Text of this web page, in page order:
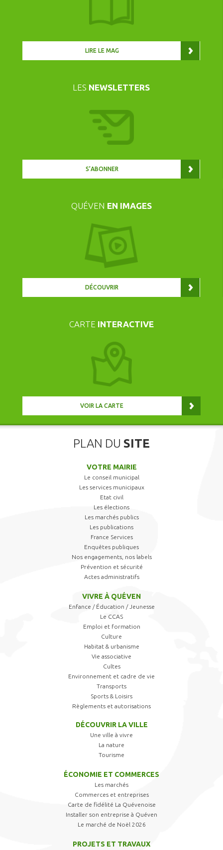
LIRE LE MAG
LES NEWSLETTERS
S’ABONNER
QUÉVEN EN IMAGES
DÉCOUVRIR
CARTE INTERACTIVE
VOIR LA CARTE
PLAN DU SITE
VOTRE MAIRIE
Le conseil municipal
Les services municipaux
Etat civil
Les élections
Les marchés publics
Les publications
France Services
Enquêtes publiques
Nos engagements, nos labels
Prévention et sécurité
Actes administratifs
VIVRE À QUÉVEN
Enfance / Éducation / Jeunesse
Le CCAS
Emploi et formation
Culture
Habitat & urbanisme
Vie associative
Cultes
Environnement et cadre de vie
Transports
Sports & Loisirs
Règlements et autorisations
DÉCOUVRIR LA VILLE
Une ville à vivre
La nature
Tourisme
ÉCONOMIE ET COMMERCES
Les marchés
Commerces et entreprises
Carte de fidélité La Quévenoise
Installer son entreprise à Quéven
Le marché de Noël 2026
PROJETS ET TRAVAUX